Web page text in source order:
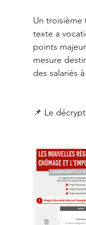
Un troisième
texte a
points
mesure
des salariés
📌 Le